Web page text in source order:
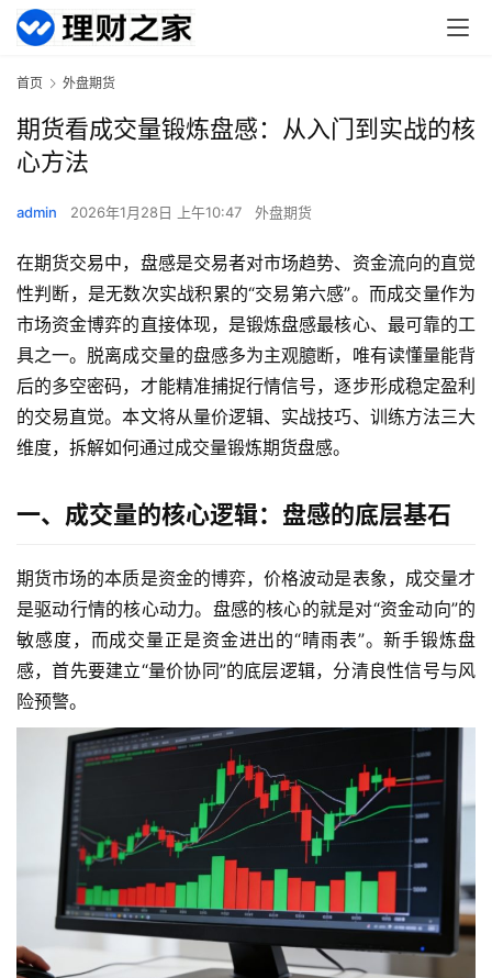
首页 外盘期货
期货看成交量锻炼盘感：从入门到实战的核
心方法
admin 2026年1月28日 上午10:47 外盘期货
在期货交易中，盘感是交易者对市场趋势、资金流向的直觉
性判断，是无数次实战积累的“交易第六感”。而成交量作为
市场资金博弈的直接体现，是锻炼盘感最核心、最可靠的工
具之一。脱离成交量的盘感多为主观臆断，唯有读懂量能背
后的多空密码，才能精准捕捉行情信号，逐步形成稳定盈利
的交易直觉。本文将从量价逻辑、实战技巧、训练方法三大
维度，拆解如何通过成交量锻炼期货盘感。
一、成交量的核心逻辑：盘感的底层基石
期货市场的本质是资金的博弈，价格波动是表象，成交量才
是驱动行情的核心动力。盘感的核心的就是对“资金动向”的
敏感度，而成交量正是资金进出的“晴雨表”。新手锻炼盘
感，首先要建立“量价协同”的底层逻辑，分清良性信号与风
险预警。